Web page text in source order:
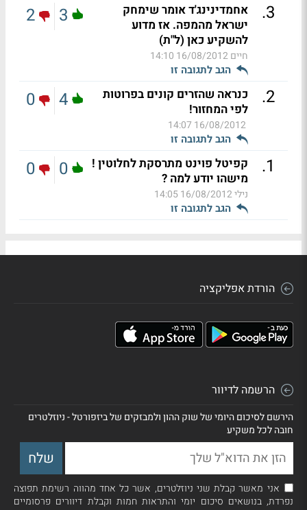
3
.
אחמדינינג'ד אומר שימחק
ישראל מהמפה. אז מדוע
להשקיע כאן (ל"ת)
חיים16/08/2012 14:10
הגב לתגובה זו
3
2
2
.
כנראה שהזרים קונים בפרוטות
לפי המחזור!
16/08/2012 14:07
הגב לתגובה זו
4
0
1
.
קפיטל פוינט מתרסקת לחלוטין !
מישהו יודע למה ?
נילי16/08/2012 14:05
הגב לתגובה זו
0
0
הורדת אפליקציה
הרשמה לדיוור
הירשם לסיכום היומי של שוק ההון ולמבזקים של ביזפורטל - ניוזלטרים
חובה לכל משקיע
אני מאשר קבלת שני ניוזלטרים, אשר כל אחד מהווה רשימת תפוצה
נפרדת, בנושאים סיכום יומי והתראות חמות וקבלת דיוורים פרסומיים